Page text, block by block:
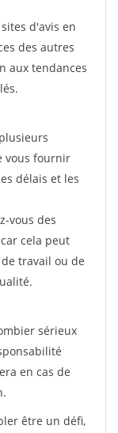
d'avis en
des autres
aux tendances
vous fournir
délais et les
vous des
cela peut
travail ou de
sérieux
en cas de
être un défi,